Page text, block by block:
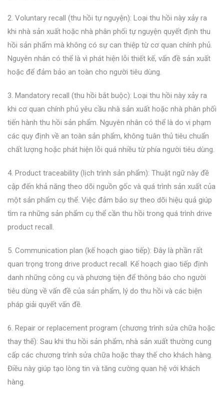
2. Voluntary recall (thu hồi tự nguyện): Loại thu hồi này xảy ra
khi nhà sản xuất hoặc nhà phân phối tự nguyện quyết định thu
hồi sản phẩm mà không có sự can thiệp từ cơ quan chính phủ.
Nguyên nhân có thể là vì phát hiện lỗi thiết kế, vấn đề sản xuất
hoặc để đảm bảo an toàn cho người tiêu dùng.
3. Mandatory recall (thu hồi bắt buộc): Loại thu hồi này xảy ra
khi cơ quan chính phủ yêu cầu nhà sản xuất hoặc nhà phân phối
tiến hành thu hồi sản phẩm. Nguyên nhân có thể là do vi phạm
các quy định về an toàn sản phẩm, không tuân thủ tiêu chuẩn
chất lượng hoặc phát hiện lỗi quá nhiều từ phía người tiêu dùng.
4. Product traceability (lịch trình sản phẩm): Thuật ngữ này đề
cập đến khả năng theo dõi nguồn gốc và quá trình sản xuất của
một sản phẩm cụ thể. Việc đảm bảo sự theo dõi hiệu quả giúp
tìm ra những sản phẩm cụ thể cần thu hồi trong quá trình drive
product recall.
5. Communication plan (kế hoạch giao tiếp): Đây là phần rất
quan trọng trong drive product recall. Kế hoạch giao tiếp định
danh những công cụ và phương tiện để thông báo cho người
tiêu dùng về vấn đề của sản phẩm, lý do thu hồi và các biện
pháp giải quyết vấn đề.
6. Repair or replacement program (chương trình sửa chữa hoặc
thay thế): Sau khi thu hồi sản phẩm, nhà sản xuất thường cung
cấp các chương trình sửa chữa hoặc thay thế cho khách hàng.
Điều này giúp tạo lòng tin và tăng cường quan hệ với khách
hàng.